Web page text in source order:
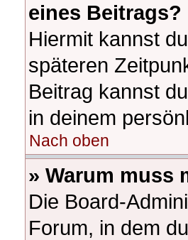
eines Beitrags?
Hiermit kannst
späteren
Beitrag kannst
in deinem
Nach oben
» Warum muss
Die Board-
Forum, in dem